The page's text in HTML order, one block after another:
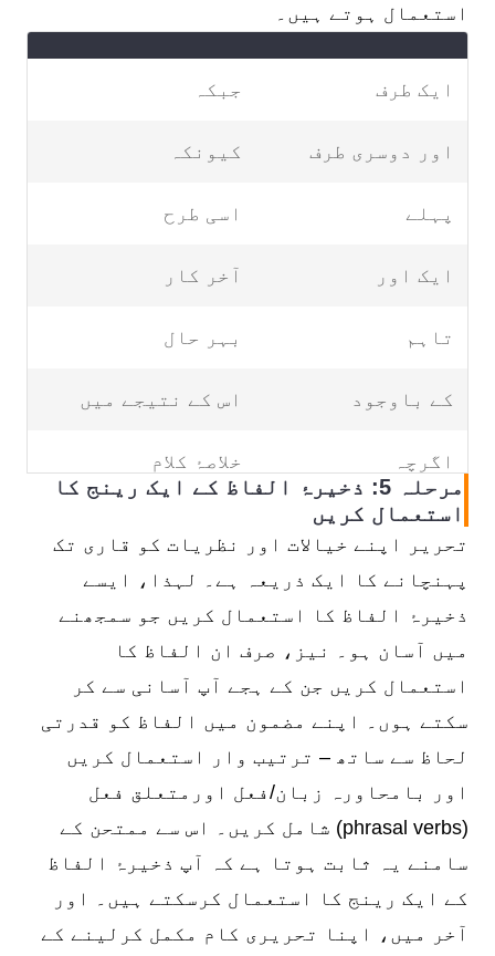
استعمال ہوتے ہیں۔
ایک طرف جبکہ
اور دوسری طرف کیونکہ
پہلے اسی طرح
ایک اور آخر کار
تاہم بہر حال
کے باوجود اس کے نتیجے میں
اگرچہ خلاصۂ کلام
قطع نظر
مثال کے طور پر اس کے نتیجے میں
لہذا بلاشبہ
مرحلہ 5: ذخیرۂ الفاظ کے ایک رینج کا
استعمال کریں
تحریر اپنے خیالات اور نظریات کو قاری تک
پہنچانے کا ایک ذریعہ ہے۔ لہذا، ایسے
ذخیرۂ الفاظ کا استعمال کریں جو سمجھنے
میں آسان ہو۔ نیز، صرف ان الفاظ کا
استعمال کریں جن کے ہجے آپ آسانی سے کر
سکتے ہوں۔ اپنے مضمون میں الفاظ کو قدرتی
لحاظ سے ساتھ – ترتیب وار استعمال کریں
اور بامحاورہ زبان/فعل اورمتعلق فعل
(phrasal verbs) شامل کریں۔ اس سے ممتحن کے
سامنے یہ ثابت ہوتا ہے کہ آپ ذخیرۂ الفاظ
کے ایک رینج کا استعمال کرسکتے ہیں۔ اور
آخر میں، اپنا تحریری کام مکمل کرلینے کے